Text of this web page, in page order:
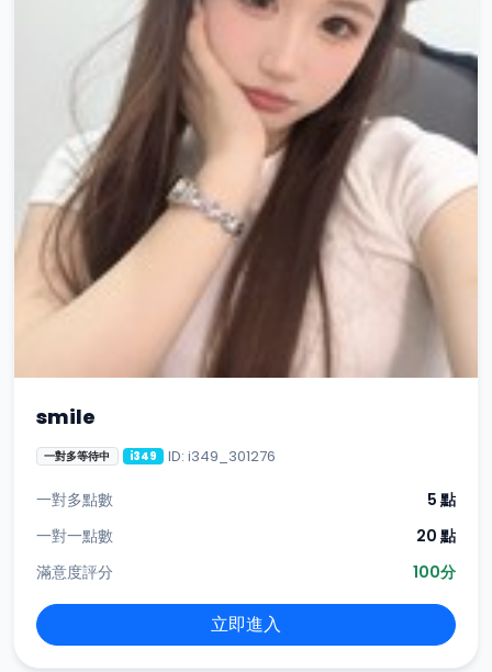
smile
一對多等待中 i349 ID: i349_301276
一對多點數
5 點
一對一點數
20 點
滿意度評分
100分
立即進入